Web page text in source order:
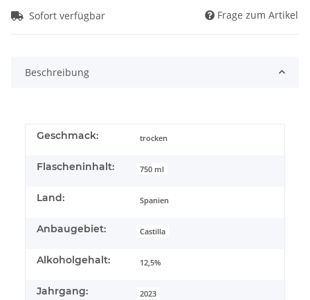
Sofort verfügbar Frage zum Artikel
Beschreibung
Geschmack: trocken
Flascheninhalt: 750 ml
Land: Spanien
Anbaugebiet: Castilla
Alkoholgehalt: 12,5%
Jahrgang: 2023